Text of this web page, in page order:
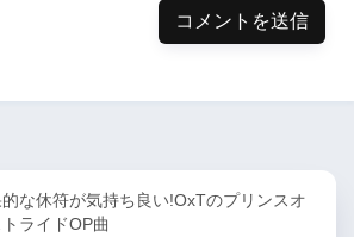
な休符が気持ち良い!OxTのプリンスオ
ライドOP曲